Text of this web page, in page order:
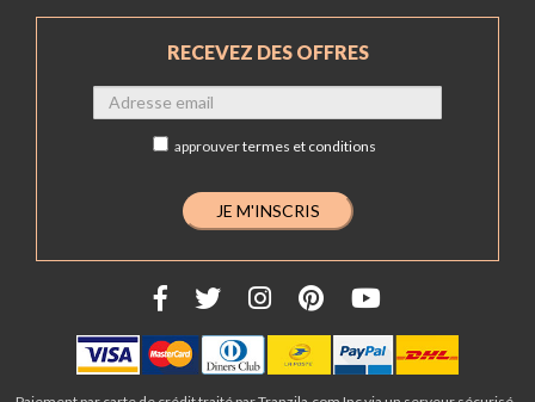
RECEVEZ DES OFFRES
approuvertermes et conditions